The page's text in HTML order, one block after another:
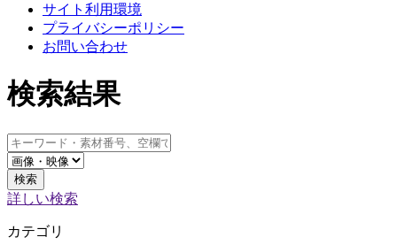
サイト利用環境
プライバシーポリシー
お問い合わせ
検索結果
検索
詳しい検索
カテゴリ